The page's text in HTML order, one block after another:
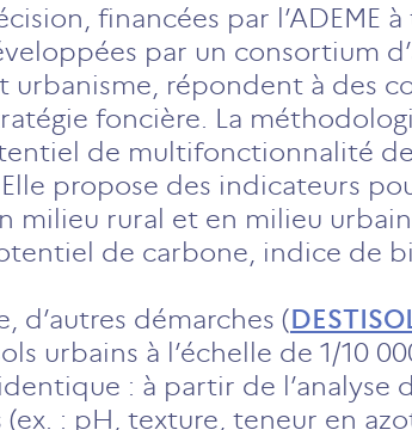
financées par l’ADEME à
par un consortium
urbanisme, répondent à des
foncière. La
de multifonctionnalité
propose des indicateurs
milieu rural et en milieu
de carbone, indice de
d’autres démarches (
urbains à l’échelle de 1/10
: à partir de l’analyse
: pH, texture, teneur en